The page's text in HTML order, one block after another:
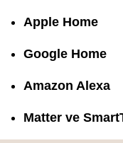
Apple Home
Google Home
Amazon Alexa
Matter ve